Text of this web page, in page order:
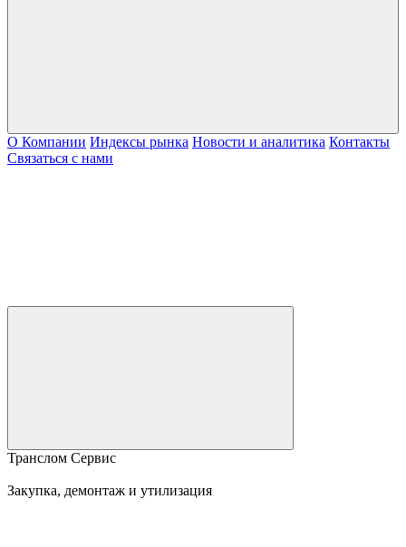
О Компании Индексы рынка Новости и аналитика Контакты
Связаться с нами
Транслом Сервис
Закупка, демонтаж и утилизация